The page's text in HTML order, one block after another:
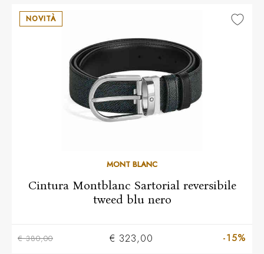
NOVITÀ
MONT BLANC
Cintura Montblanc Sartorial reversibile
tweed blu nero
€ 380,00 € 323,00 -15%